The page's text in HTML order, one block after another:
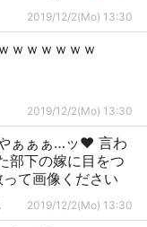
2019/12/2(Mo) 13:30
ｗｗｗｗｗｗ
2019/12/2(Mo) 13:30
やぁぁぁ…ッ♥ 言わ
下の嫁に目をつ
て画像ください
2019/12/2(Mo) 13:30